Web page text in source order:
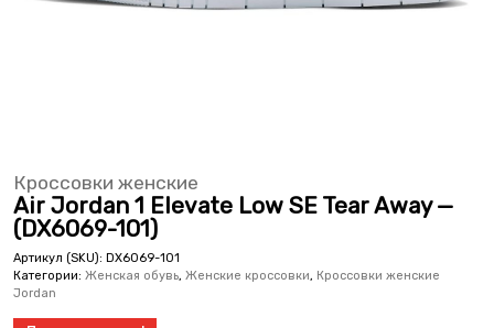
Кроссовки женские
Air Jordan 1 Elevate Low SE Tear Away —
(DX6069-101)
Артикул (SKU): DX6069-101
Категории: Женская обувь, Женские кроссовки, Кроссовки женские
Jordan